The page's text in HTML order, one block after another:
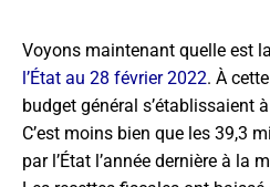
Voyons maintenant quelle est la
l’État au 28 février 2022. À
budget général s’établissaient à
C’est moins bien que les 39,3
par l’État l’année dernière à la